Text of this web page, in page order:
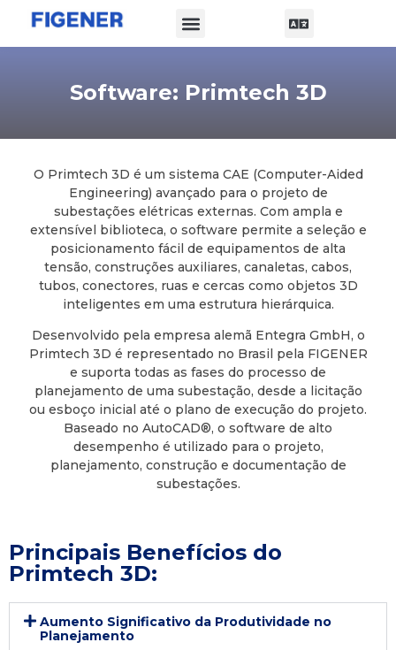
Software: Primtech 3D
O Primtech 3D é um sistema CAE (Computer-Aided
Engineering) avançado para o projeto de
subestações elétricas externas. Com ampla e
extensível biblioteca, o software permite a seleção e
posicionamento fácil de equipamentos de alta
tensão, construções auxiliares, canaletas, cabos,
tubos, conectores, ruas e cercas como objetos 3D
inteligentes em uma estrutura hierárquica.
Desenvolvido pela empresa alemã Entegra GmbH, o
Primtech 3D é representado no Brasil pela FIGENER
e suporta todas as fases do processo de
planejamento de uma subestação, desde a licitação
ou esboço inicial até o plano de execução do projeto.
Baseado no AutoCAD®, o software de alto
desempenho é utilizado para o projeto,
planejamento, construção e documentação de
subestações.
Principais Benefícios do
Primtech 3D:
Aumento Significativo da Produtividade no
Planejamento